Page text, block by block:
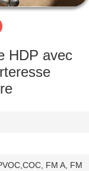
HDP avec
FM A, FM